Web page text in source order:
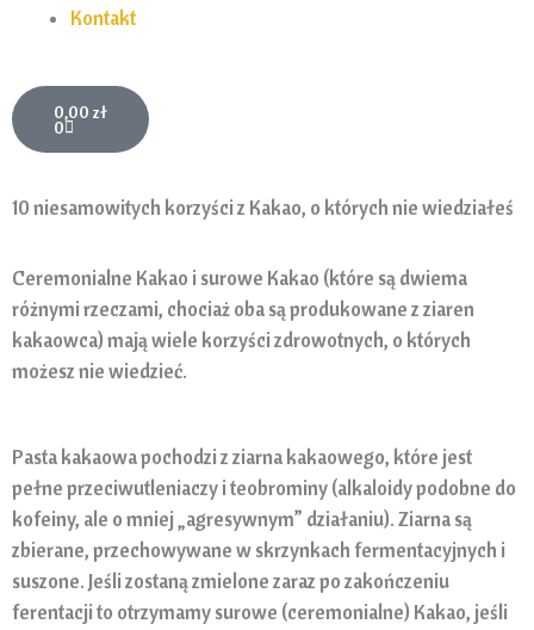
Kontakt
0,00 zł
0
Wózek
10 niesamowitych korzyści z Kakao, o których nie wiedziałeś
Ceremonialne Kakao i surowe Kakao (które są dwiema
różnymi rzeczami, chociaż oba są produkowane z ziaren
kakaowca) mają wiele korzyści zdrowotnych, o których
możesz nie wiedzieć.
Pasta kakaowa pochodzi z ziarna kakaowego, które jest
pełne przeciwutleniaczy i teobrominy (alkaloidy podobne do
kofeiny, ale o mniej „agresywnym” działaniu). Ziarna są
zbierane, przechowywane w skrzynkach fermentacyjnych i
suszone. Jeśli zostaną zmielone zaraz po zakończeniu
ferentacji to otrzymamy surowe (ceremonialne) Kakao, jeśli